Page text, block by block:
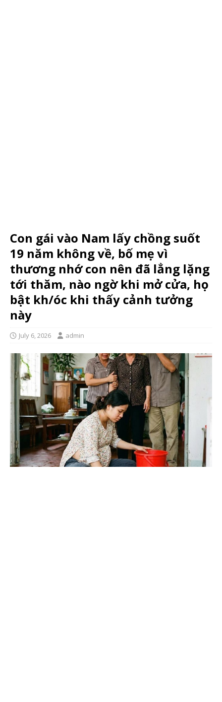
Con gái vào Nam lấy chồng suốt
19 năm không về, bố mẹ vì
thương nhớ con nên đã lẳng lặng
tới thăm, nào ngờ khi mở cửa, họ
bật kh/óc khi thấy cảnh tưởng
này
July 6, 2026 admin